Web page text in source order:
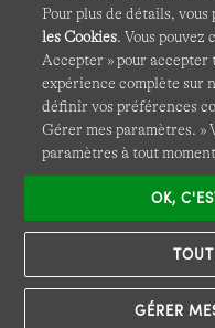
Lands'
Ce site Internet est
confidentialitéetles
©
Pour plus de détails,
les Cookies. Vous pouvez
Accepter » pour accepter
expérience complète sur
définir vos préférences
Gérer mes paramètres. »
paramètres à tout
GÉRER
OK,